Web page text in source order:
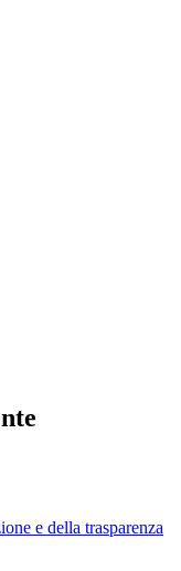
e della trasparenza